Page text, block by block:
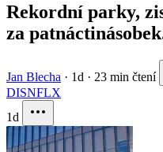
Rekordní parky,
za
Jan Blecha · 1d · 23 min čtení
DISNFLX
1d